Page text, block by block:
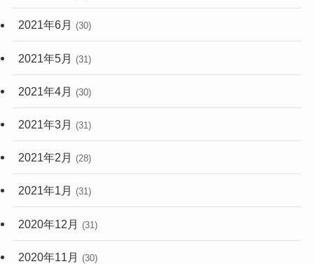
2021年6月 (30)
2021年5月 (31)
2021年4月 (30)
2021年3月 (31)
2021年2月 (28)
2021年1月 (31)
2020年12月 (31)
2020年11月 (30)